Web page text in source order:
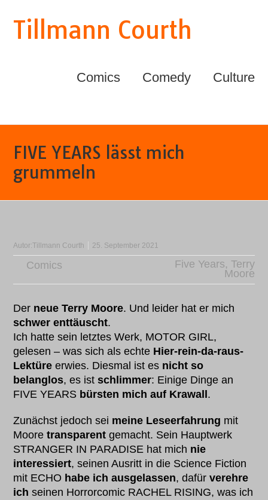
Tillmann Courth
Comics Comedy Culture
FIVE YEARS lässt mich
grummeln
Autor:Tillmann Courth 25. September 2021
Comics Five Years, Terry
Moore
Der neue Terry Moore. Und leider hat er mich
schwer enttäuscht.
Ich hatte sein letztes Werk, MOTOR GIRL,
gelesen – was sich als echte Hier-rein-da-raus-
Lektüre erwies. Diesmal ist es nicht so
belanglos, es istschlimmer: Einige Dinge an
FIVE YEARS bürsten mich auf Krawall .
Zunächst jedoch sei meine Leseerfahrung mit
Mooretransparent gemacht. Sein Hauptwerk
STRANGER IN PARADISE hat mich nie
interessiert, seinen Ausritt in die Science Fiction
mit ECHO habe ich ausgelassen, dafürverehre
ich seinen Horrorcomic RACHEL RISING, was ich